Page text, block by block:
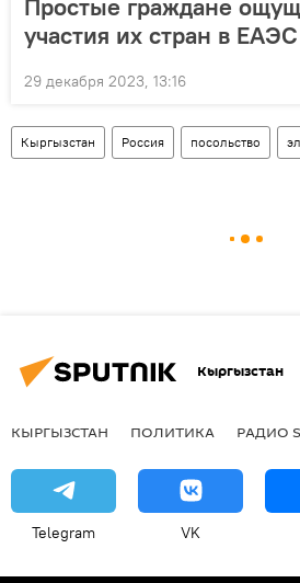
Простые граждане
участия их стран в
29 декабря 2023, 13:16
Кыргызстан Россия посольство
Кыргызстан
КЫРГЫЗСТАН ПОЛИТИКА РАДИО
Telegram VK